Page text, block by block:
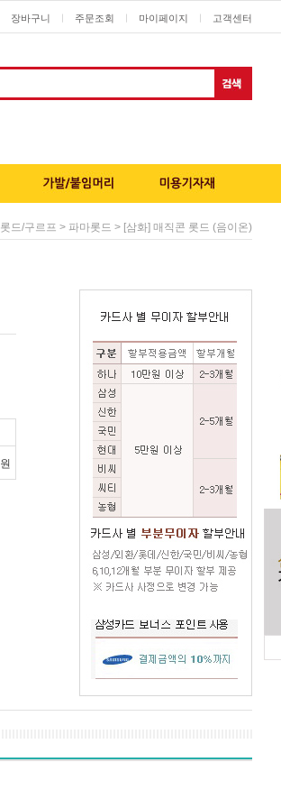
장바구니 주문조회 마이페이지 고객센터
롯드/구르프 > 파마롯드 > [삼화] 매직콘 롯드 (음이온)
원